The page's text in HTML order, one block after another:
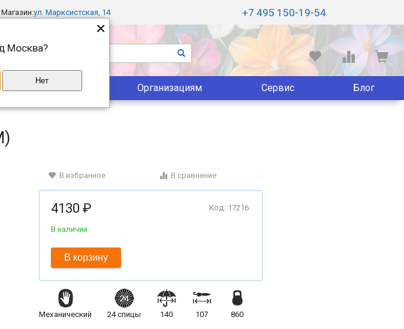
Магазин:ул. Марксистская, 14 +7 495 150-19-54
Магазины Организациям Сервис Блог
В избранное В сравнение
Код: 17216
4130 ₽
В наличии
В корзину
Механический 24спицы 140 107 860
×
Москва?
Нет